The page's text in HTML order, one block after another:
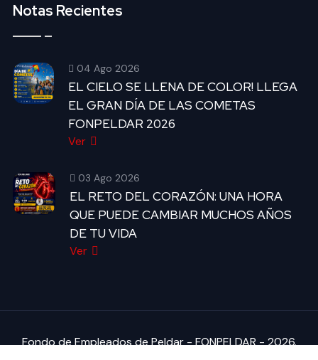
Notas Recientes
04 Ago 2026
EL CIELO SE LLENA DE COLOR! LLEGA
EL GRAN DÍA DE LAS COMETAS
FONPELDAR 2026
Ver
03 Ago 2026
EL RETO DEL CORAZÓN: UNA HORA
QUE PUEDE CAMBIAR MUCHOS AÑOS
DE TU VIDA
Ver
Fondo de Empleados de Peldar - FONPELDAR - 2026.